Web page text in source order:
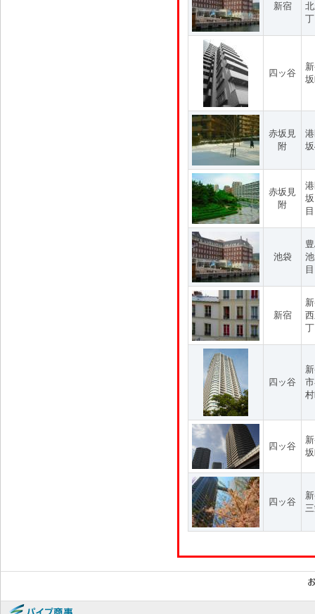
新宿
四ッ谷
赤坂見
附
赤坂見
附
目
池袋
新宿
四ッ谷
四ッ谷
四ッ谷